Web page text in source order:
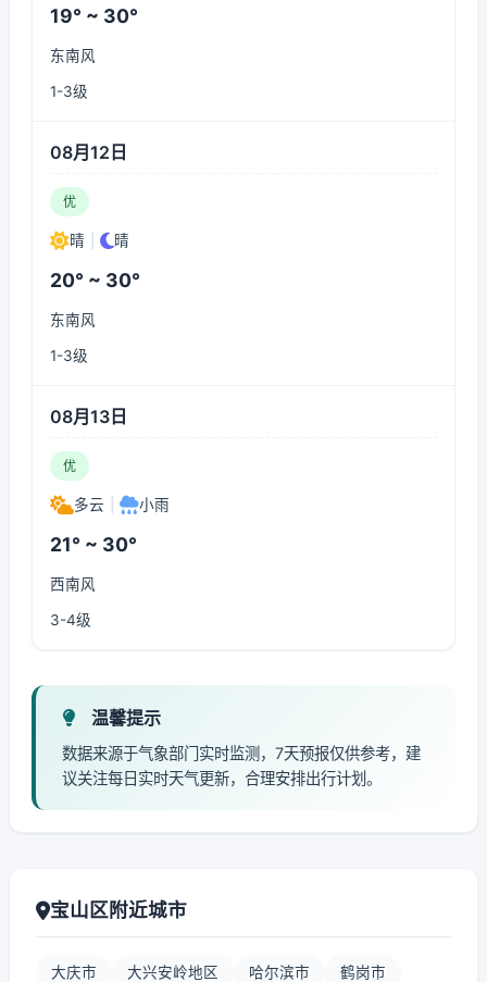
19° ~ 30°
东南风
1-3级
08月12日
优
晴 晴
20° ~ 30°
东南风
1-3级
08月13日
优
多云 小雨
21° ~ 30°
西南风
3-4级
温馨提示
数据来源于气象部门实时监测，7天预报仅供参考，建
议关注每日实时天气更新，合理安排出行计划。
宝山区附近城市
大庆市 大兴安岭地区 哈尔滨市 鹤岗市